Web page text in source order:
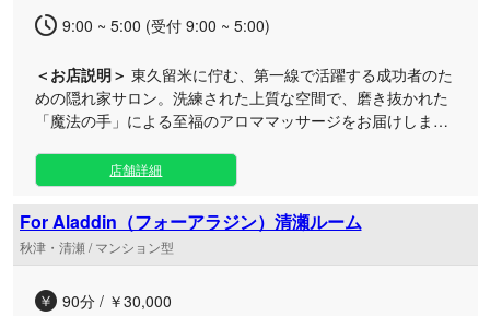
9:00 ~ 5:00 (受付 9:00 ~ 5:00)
＜お店説明＞ 東久留米に佇む、第一線で活躍する成功者のた
めの隠れ家サロン。洗練された上質な空間で、磨き抜かれた
「魔法の手」による至福のアロママッサージをお届けしま
ら翌朝5時まで営業しております。お仕事帰りや深夜のプラ
イベートな時間など、ライフスタイルに合わせていつでも贅
沢なひとときをお過ごしいただけます。 日常の喧騒から完全
に切り離された極上のプライベート空間、そして細部まで行
いほどの深い感動と、明日への活力を呼び覚ます特別なケア
店舗詳細
For Aladdin（フォーアラジン）清瀬ルーム
秋津・清瀬 / マンション型
90分 / ￥30,000